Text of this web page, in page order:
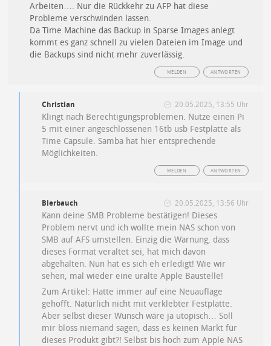
Arbeiten…. Nur die Rückkehr zu AFP hat diese
Probleme verschwinden lassen.
Da Time Machine das Backup in Sparse Images anlegt
kommt es ganz schnell zu vielen Dateien im Image und
die Backups sind nicht mehr zuverlässig.
ANTWORTEN
MELDEN
Christian 20.05.2025, 13:55 Uhr
Klingt nach Berechtigungsproblemen. Nutze einen Pi
5 mit einer angeschlossenen 16tb usb Festplatte als
Time Capsule. Samba hat hier entsprechende
Möglichkeiten.
ANTWORTEN
MELDEN
Bierbauch 20.05.2025, 13:56 Uhr
Kann deine SMB Probleme bestätigen! Dieses
Problem nervt und ich wollte mein NAS schon von
SMB auf AFS umstellen. Einzig die Warnung, dass
dieses Format veraltet sei, hat mich davon
abgehalten. Nun hat es sich eh erledigt! Wie wir
sehen, mal wieder eine uralte Apple Baustelle!
Zum Artikel: Hatte immer auf eine Neuauflage
gehofft. Natürlich nicht mit verklebter Festplatte.
Aber selbst dieser Wunsch wäre ja utopisch… Soll
mir bloss niemand sagen, dass es keinen Markt für
dieses Produkt gibt?! Selbst bis hoch zum Apple NAS